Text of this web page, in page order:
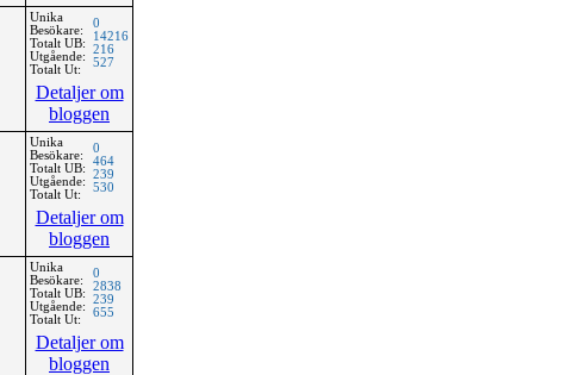
Unika
Besökare:
Totalt UB:
Utgående:
Totalt Ut:
0
14216
216
527
Detaljer om
bloggen
Unika
Besökare:
Totalt UB:
Utgående:
Totalt Ut:
0
464
239
530
Detaljer om
bloggen
Unika
Besökare:
Totalt UB:
Utgående:
Totalt Ut:
0
2838
239
655
Detaljer om
bloggen